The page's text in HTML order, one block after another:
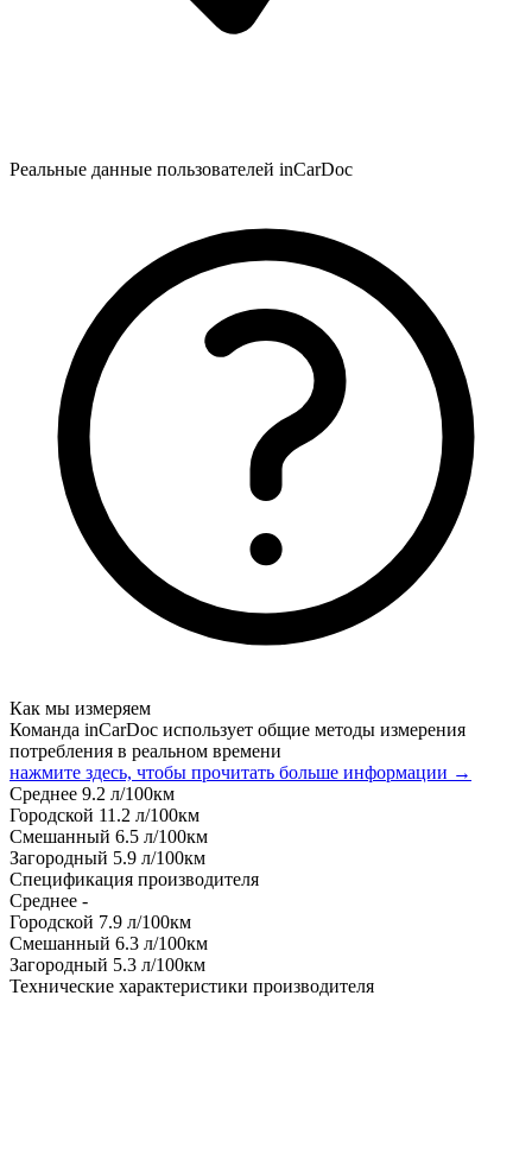
Реальные данные пользователей inCarDoc
Как мы измеряем
Команда inCarDoc использует общие методы измерения
потребления в реальном времени
нажмите здесь, чтобы прочитать больше информации →
Среднее 9.2 л/100км
Городской 11.2 л/100км
Смешанный 6.5 л/100км
Загородный 5.9 л/100км
Спецификация производителя
Среднее -
Городской 7.9 л/100км
Смешанный 6.3 л/100км
Загородный 5.3 л/100км
Технические характеристики производителя